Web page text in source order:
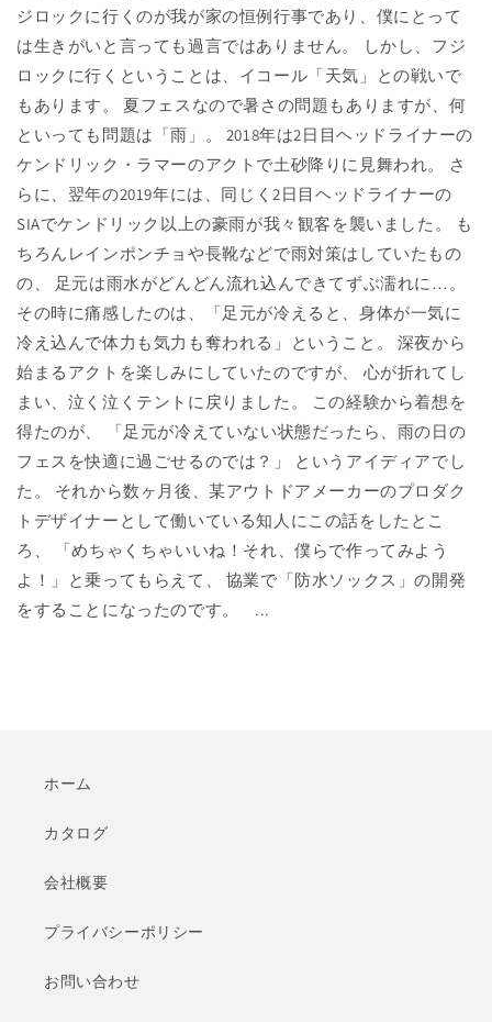
ジロックに行くのが我が家の恒例行事であり、僕にとって
は生きがいと言っても過言ではありません。 しかし、フジ
ロックに行くということは、イコール「天気」との戦いで
もあります。 夏フェスなので暑さの問題もありますが、何
といっても問題は「雨」。 2018年は2日目ヘッドライナーの
ケンドリック・ラマーのアクトで土砂降りに見舞われ。 さ
らに、翌年の2019年には、同じく2日目ヘッドライナーの
SIAでケンドリック以上の豪雨が我々観客を襲いました。 も
ちろんレインポンチョや長靴などで雨対策はしていたもの
の、 足元は雨水がどんどん流れ込んできてずぶ濡れに…。
その時に痛感したのは、「足元が冷えると、身体が一気に
冷え込んで体力も気力も奪われる」ということ。 深夜から
始まるアクトを楽しみにしていたのですが、 心が折れてし
まい、泣く泣くテントに戻りました。 この経験から着想を
得たのが、 「足元が冷えていない状態だったら、雨の日の
フェスを快適に過ごせるのでは？」 というアイディアでし
た。 それから数ヶ月後、某アウトドアメーカーのプロダク
トデザイナーとして働いている知人にこの話をしたとこ
ろ、 「めちゃくちゃいいね！それ、僕らで作ってみよう
よ！」と乗ってもらえて、 協業で「防水ソックス」の開発
をすることになったのです。 ...
ホーム
カタログ
会社概要
プライバシーポリシー
お問い合わせ